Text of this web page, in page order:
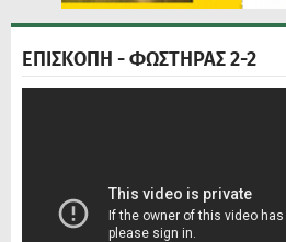
ΕΠΙΣΚΟΠΗ - ΦΩΣΤΗΡΑΣ 2-2